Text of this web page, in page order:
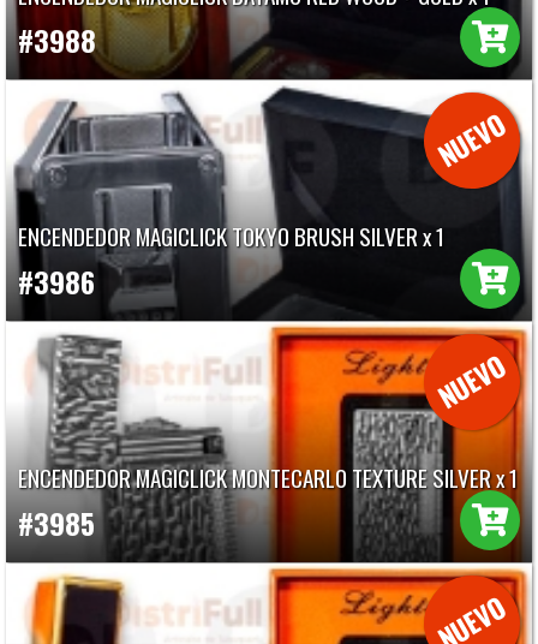
#3988
ENCENDEDOR MAGICLICK TOKYO BRUSH SILVER x 1
#3986
ENCENDEDOR MAGICLICK MONTECARLO TEXTURE SILVER x 1
#3985